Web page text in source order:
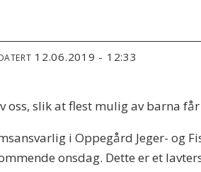
12.06.2019 - 12:33
oss, slik at flest mulig av barna
i Oppegård Jeger- og
onsdag. Dette er et